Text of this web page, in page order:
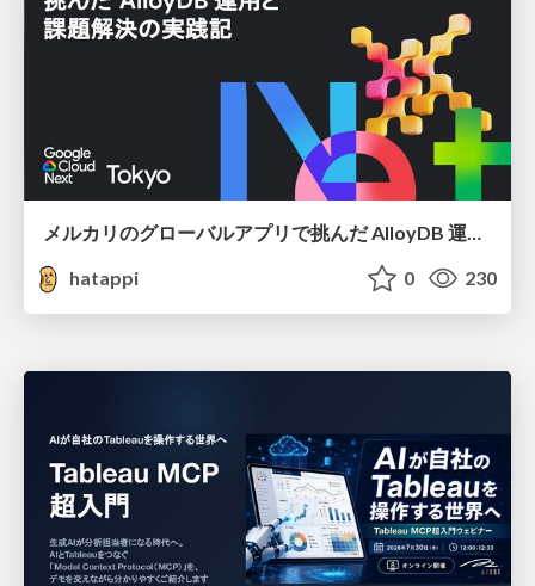
メルカリのグローバルアプリで挑んだ AlloyDB 運用と課題解決の実践記
hatappi
0 230